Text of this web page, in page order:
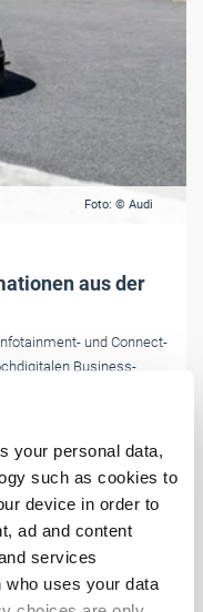
your personal data,
such as cookies to
device in order to
ad and content
services
who uses your data
Foto: © Audi
aus der
und Connect-
Business-